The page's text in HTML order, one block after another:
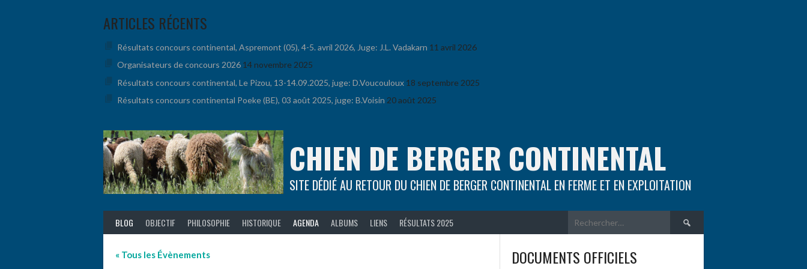
ARTICLES RÉCENTS
Résultats concours continental, Aspremont (05), 4-5. avril 2026, Juge: J.L. Vadakarn 11 avril 2026
Organisateurs de concours 2026 14 novembre 2025
Résultats concours continental, Le Pizou, 13-14.09.2025, juge: D.Voucouloux 18 septembre 2025
Résultats concours continental Poeke (BE), 03 août 2025, juge: B.Voisin 20 août 2025
CHIEN DE BERGER CONTINENTAL
SITE DÉDIÉ AU RETOUR DU CHIEN DE BERGER CONTINENTAL EN FERME ET EN EXPLOITATION
BLOG OBJECTIF PHILOSOPHIE HISTORIQUE AGENDA ALBUMS LIENS RÉSULTATS 2025 Rechercher :
« Tous les Évènements DOCUMENTS OFFICIELS